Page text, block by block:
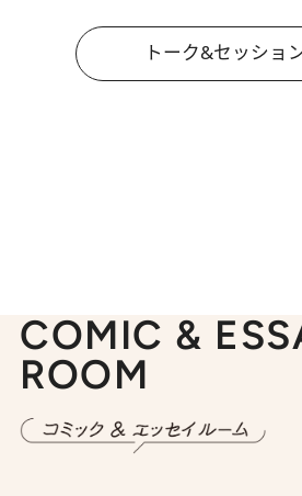
トーク&セッショ
COMIC &
ROOM